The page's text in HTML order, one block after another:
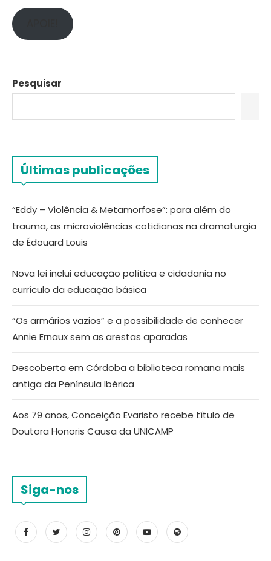
Pesquisar
Últimas publicações
“Eddy – Violência & Metamorfose”: para além do
trauma, as microviolências cotidianas na dramaturgia
de Édouard Louis
Nova lei inclui educação política e cidadania no
currículo da educação básica
“Os armários vazios” e a possibilidade de conhecer
Annie Ernaux sem as arestas aparadas
Descoberta em Córdoba a biblioteca romana mais
antiga da Península Ibérica
Aos 79 anos, Conceição Evaristo recebe título de
Doutora Honoris Causa da UNICAMP
Siga-nos